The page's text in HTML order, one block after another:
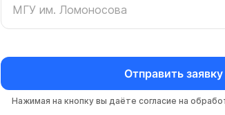
Отправить заявку
Нажимая на кнопку вы даёте согласие на